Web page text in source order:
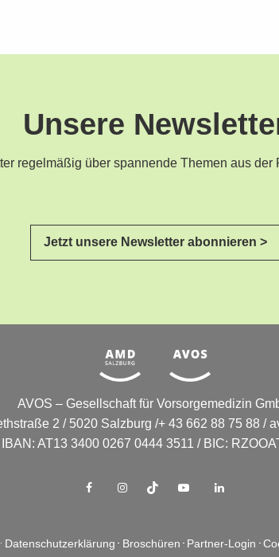
Unsere
regelmäßig über spannende Themen aus
Jetzt unsere Newsletter abonnieren >
AVOS – Gesellschaft für Vorsorgemedizin
2 / 5020 Salzburg /+ 43 662 88 75 88 /
AT13 3400 0267 0444 3511 / BIC:
Datenschutzerklärung Broschüren Partner-Login